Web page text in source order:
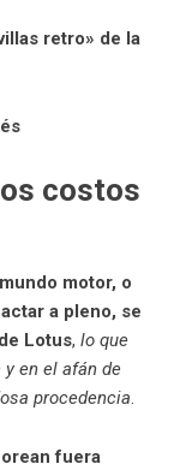
retro» de la
costos
motor, o
a pleno, se
Lotus, lo que
en el afán de
procedencia.
fuera